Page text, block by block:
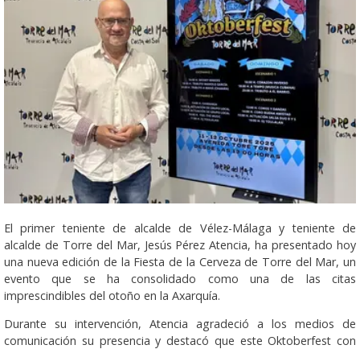
El primer teniente de alcalde de Vélez-Málaga y teniente de
alcalde de Torre del Mar, Jesús Pérez Atencia, ha presentado hoy
una nueva edición de la Fiesta de la Cerveza de Torre del Mar, un
evento que se ha consolidado como una de las citas
imprescindibles del otoño en la Axarquía.
Durante su intervención, Atencia agradeció a los medios de
comunicación su presencia y destacó que este Oktoberfest con